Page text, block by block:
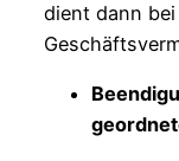
dient dann